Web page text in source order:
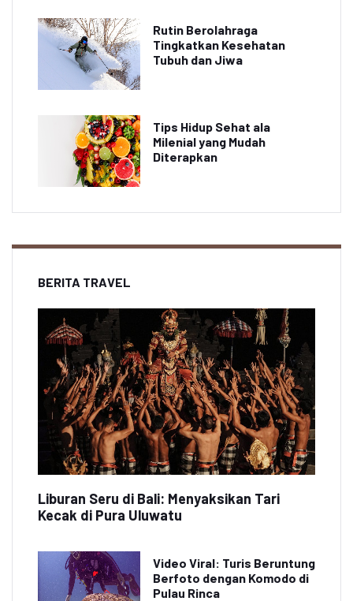
Rutin Berolahraga
Tingkatkan Kesehatan
Tubuh dan Jiwa
Tips Hidup Sehat ala
Milenial yang Mudah
Diterapkan
BERITA TRAVEL
Liburan Seru di Bali: Menyaksikan Tari
Kecak di Pura Uluwatu
Video Viral: Turis Beruntung
Berfoto dengan Komodo di
Pulau Rinca